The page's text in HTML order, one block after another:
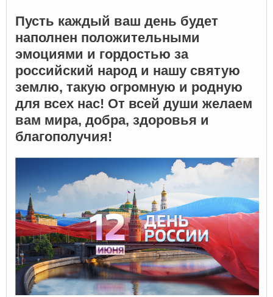
Пусть каждый ваш день будет
наполнен положительными
эмоциями и гордостью за
российский народ и нашу святую
землю, такую огромную и родную
для всех нас! От всей души желаем
вам мира, добра, здоровья и
благополучия!